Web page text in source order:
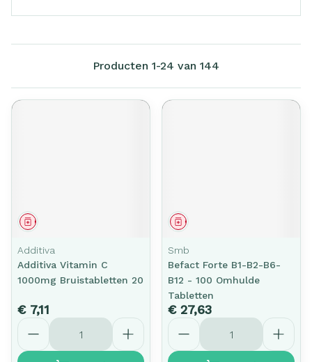
Producten 1-24 van 144
Geneesmiddel
Additiva
Additiva Vitamin C
1000mg Bruistabletten 20
€ 7,11
Aantal
Geneesmiddel
Smb
Befact Forte B1-B2-B6-
B12 - 100 Omhulde
Tabletten
€ 27,63
Aantal